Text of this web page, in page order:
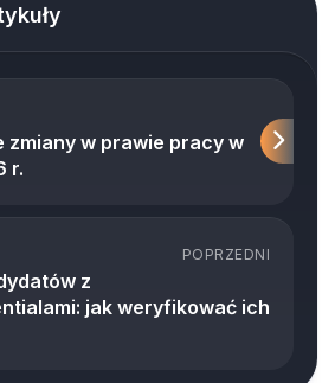
zmiany w prawie pracy w
r.
POPRZEDNI
z
jak weryfikować ich